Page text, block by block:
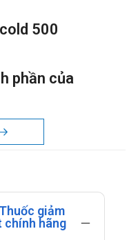
500
phần của
là hoạt chất có
Paracetamol là loại
trị viêm như Aspirin.
đầu, đau cơ, đau khớp,
có tác dụng giảm
giảm
chính hãng